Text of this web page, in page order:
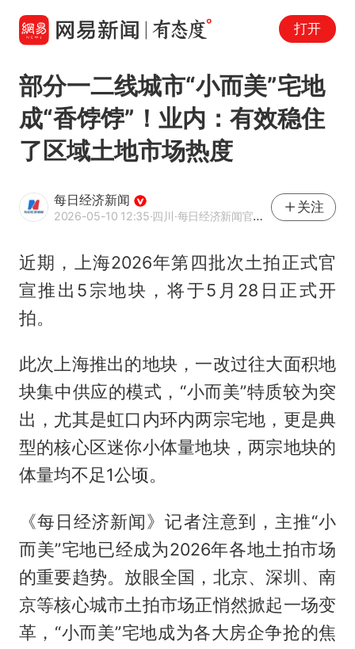
打开
部分一二线城市“小而美”宅地
成“香饽饽”！业内：有效稳住
了区域土地市场热度
每日经济新闻
2026-05-10 12:35·四川·每日经济新闻官方网易号
关注
近期，上海2026年第四批次土拍正式官
宣推出5宗地块，将于5月28日正式开
拍。
此次上海推出的地块，一改过往大面积地
块集中供应的模式，“小而美”特质较为突
出，尤其是虹口内环内两宗宅地，更是典
型的核心区迷你小体量地块，两宗地块的
体量均不足1公顷。
《每日经济新闻》记者注意到，主推“小
而美”宅地已经成为2026年各地土拍市场
的重要趋势。放眼全国，北京、深圳、南
京等核心城市土拍市场正悄然掀起一场变
革，“小而美”宅地成为各大房企争抢的焦